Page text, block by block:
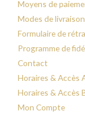
Moyens de
Modes de livraison
Formulaire de
Programme de
Contact
Horaires & Accès
Horaires & Accès
Mon Compte